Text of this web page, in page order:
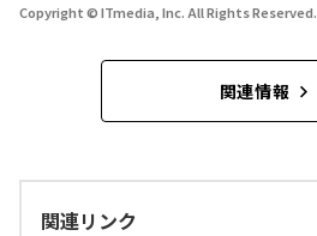
Copyright © ITmedia, Inc. All Rights Reserved.
関連情報
関連リンク